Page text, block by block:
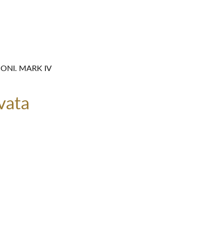
MARK IV